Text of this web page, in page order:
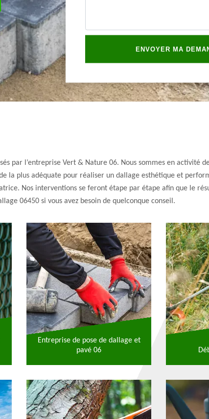
par l’entreprise Vert & Nature 06. Nous sommes en activité
la plus adéquate pour réaliser un dallage esthétique et
Nos interventions se feront étape par étape afin que le
06450 si vous avez besoin de quelconque conseil.
Entreprise de pose de dallage et
pavé 06